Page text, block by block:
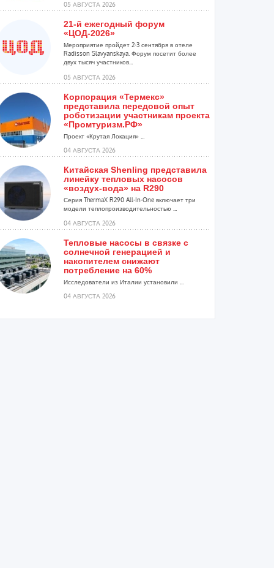
05 АВГУСТА 2026
21-й ежегодный форум
«ЦОД-2026»
Мероприятие пройдет 2-3 сентября в отеле
Radisson Slavyanskaya. Форум посетит более
двух тысяч участников...
05 АВГУСТА 2026
Корпорация «Термекс»
представила передовой опыт
роботизации участникам проекта
«Промтуризм.РФ»
Проект «Крутая Локация» ...
04 АВГУСТА 2026
Китайская Shenling представила
линейку тепловых насосов
«воздух-вода» на R290
Серия ThermaX R290 All-In-One включает три
модели теплопроизводительностью ...
04 АВГУСТА 2026
Тепловые насосы в связке с
солнечной генерацией и
накопителем снижают
потребление на 60%
Исследователи из Италии установили ...
04 АВГУСТА 2026